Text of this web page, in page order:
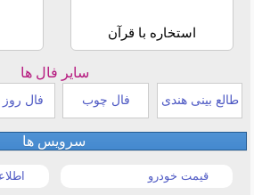
استخاره با قرآن
سایر فال ها
طالع بینی هندی فال چوب فال روز
سرویس ها
قیمت خودرو